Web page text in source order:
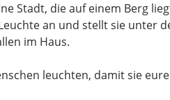
Stadt, die auf einem Berg
an und stellt sie unter
im Haus.
leuchten, damit sie